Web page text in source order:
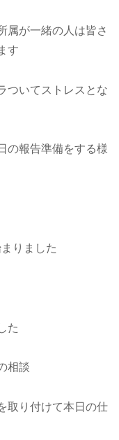
属が一緒の人は皆さ
す
ついてストレスとな
の報告準備をする様
りました
た
相談
取り付けて本日の仕